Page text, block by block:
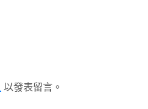
以發表留言。